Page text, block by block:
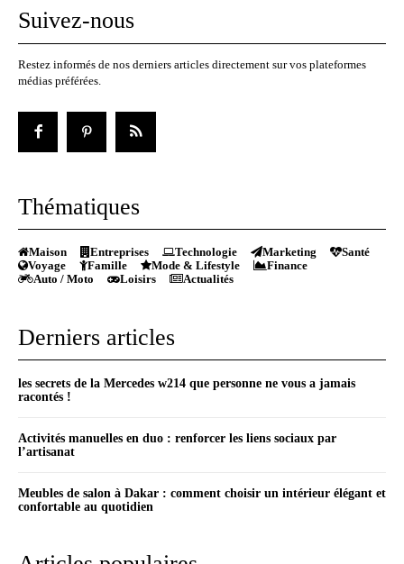
Suivez-nous
Restez informés de nos derniers articles directement sur vos plateformes
médias préférées.
Thématiques
Maison Entreprises Technologie Marketing
Santé
Voyage
Famille Mode & Lifestyle
Finance
Auto / Moto
Loisirs Actualités
Derniers articles
les secrets de la Mercedes w214 que personne ne vous a jamais
racontés !
Activités manuelles en duo : renforcer les liens sociaux par
l’artisanat
Meubles de salon à Dakar : comment choisir un intérieur élégant et
confortable au quotidien